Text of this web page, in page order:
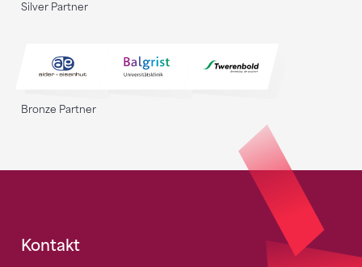
Silver Partner
Bronze Partner
Fusszeile
Kontakt